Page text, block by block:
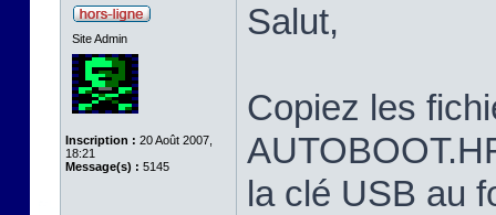
Site Admin
Inscription : 20 Août 2007,
18:21
Message(s) : 5145
Salut,
Copiez les
la clé USB au